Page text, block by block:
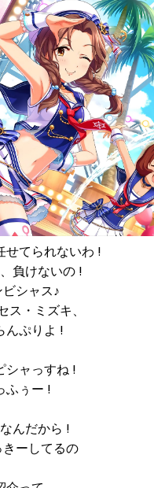
てられないわ !
負けないの !
シャス♪
・ミズキ、
んぷりよ !
シャっすね !
ふぅー !
んだから !
ーしてるの